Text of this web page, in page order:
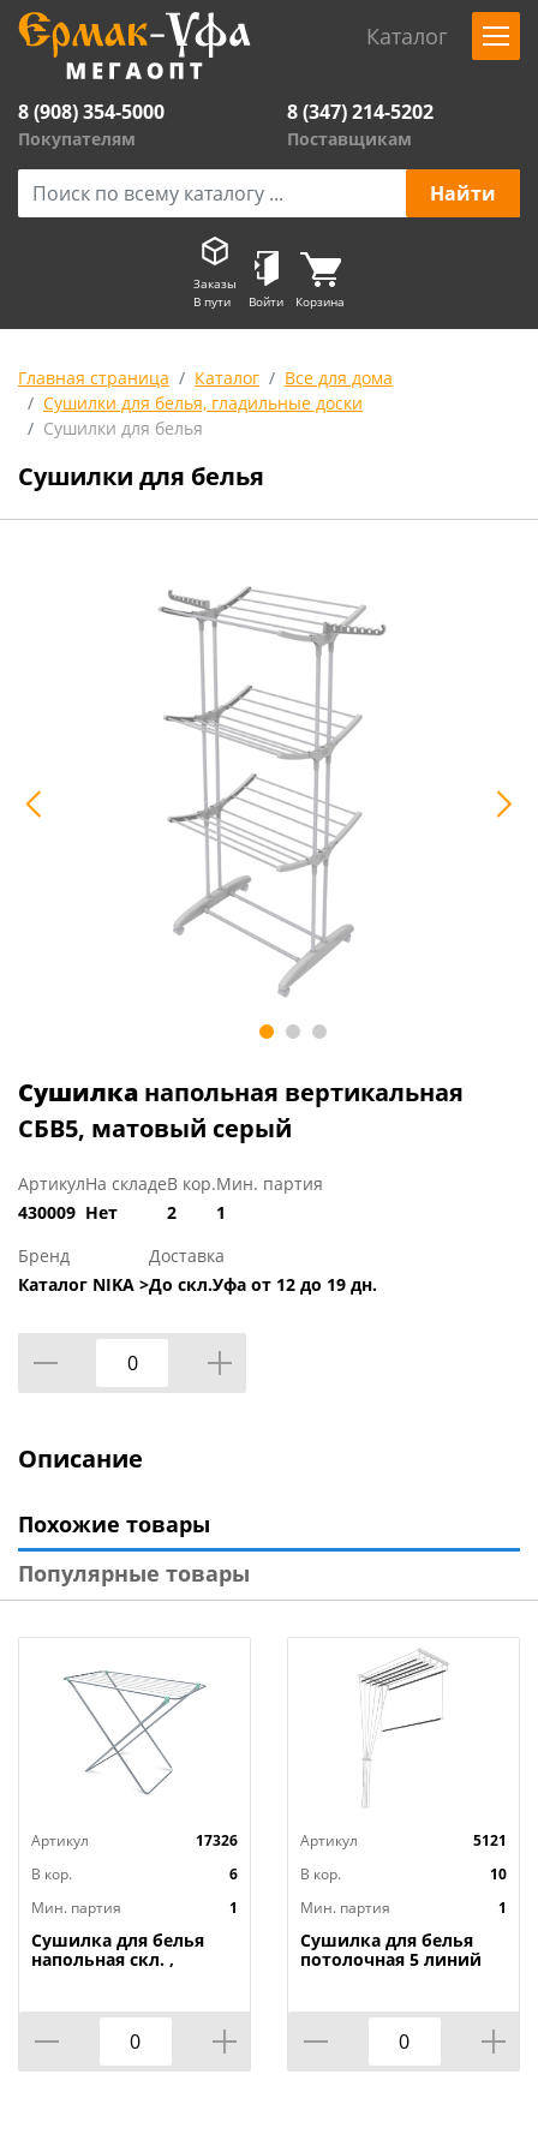
Каталог
8 (908) 354-5000
Покупателям
8 (347) 214-5202
Поставщикам
Заказы
В пути
Войти Корзина
Главная страница Каталог
Все для дома
Сушилки для белья, гладильные доски
Сушилки для белья
Сушилки для белья
Сушилка напольная вертикальная
СБВ5, матовый серый
Артикул
430009
На складе
Нет
В кор.
2
Мин. партия
1
Бренд
Каталог NIKA >
Доставка
До скл.Уфа от 12 до 19 дн.
Описание
Похожие товары
Популярные товары
Артикул
17326
В кор.
6
Мин. партия
1
Сушилка для белья
напольная скл. ,
Артикул
5121
В кор.
10
Мин. партия
1
Сушилка для белья
потолочная 5 линий